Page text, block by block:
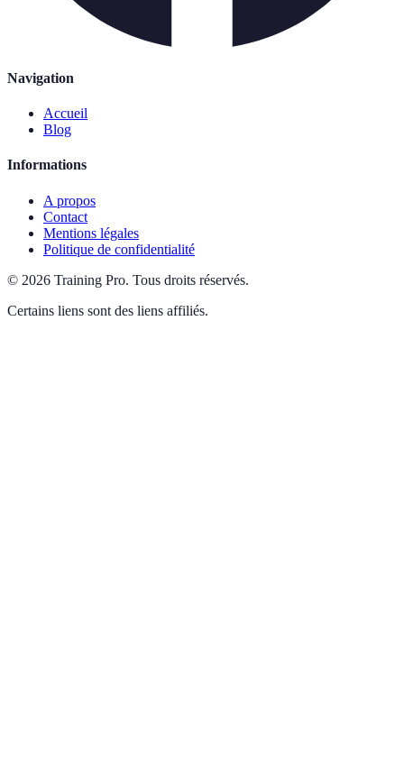
Navigation
Accueil
Blog
Informations
A propos
Contact
Mentions légales
Politique de confidentialité
© 2026 Training Pro. Tous droits réservés.
Certains liens sont des liens affiliés.